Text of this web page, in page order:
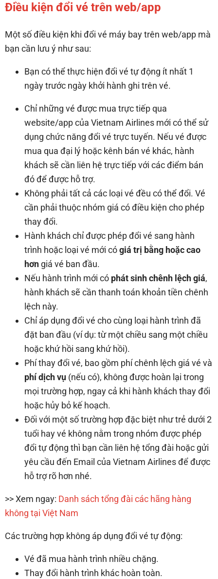
Điều kiện đổi vé trên web/app
Một số điều kiện khi đổi vé máy bay trên web/app mà
bạn cần lưu ý như sau:
Bạn có thể thực hiện đổi vé tự động ít nhất 1
ngày trước ngày khởi hành ghi trên vé.
Chỉ những vé được mua trực tiếp qua
website/app của Vietnam Airlines mới có thể sử
dụng chức năng đổi vé trực tuyến. Nếu vé được
mua qua đại lý hoặc kênh bán vé khác, hành
khách sẽ cần liên hệ trực tiếp với các điểm bán
đó để được hỗ trợ.
Không phải tất cả các loại vé đều có thể đổi. Vé
cần phải thuộc nhóm giá có điều kiện cho phép
thay đổi.
Hành khách chỉ được phép đổi vé sang hành
trình hoặc loại vé mới cógiá trị bằng hoặc cao
hơn giá vé ban đầu.
Nếu hành trình mới có phát sinh chênh lệch giá,
hành khách sẽ cần thanh toán khoản tiền chênh
lệch này.
Chỉ áp dụng đổi vé cho cùng loại hành trình đã
đặt ban đầu (ví dụ: từ một chiều sang một chiều
hoặc khứ hồi sang khứ hồi).
Phí thay đổi vé, bao gồm phí chênh lệch giá vé và
phí dịch vụ (nếu có), không được hoàn lại trong
mọi trường hợp, ngay cả khi hành khách thay đổi
hoặc hủy bỏ kế hoạch.
Đối với một số trường hợp đặc biệt như trẻ dưới 2
tuổi hay vé không nằm trong nhóm được phép
đổi tự động thì bạn cần liên hệ tổng đài hoặc gửi
yêu cầu đến Email của Vietnam Airlines để được
hỗ trợ rõ hơn nhé.
>> Xem ngay: Danh sách tổng đài các hãng hàng
không tại Việt Nam
Các trường hợp không áp dụng đổi vé tự động:
Vé đã mua hành trình nhiều chặng.
Thay đổi hành trình khác hoàn toàn.